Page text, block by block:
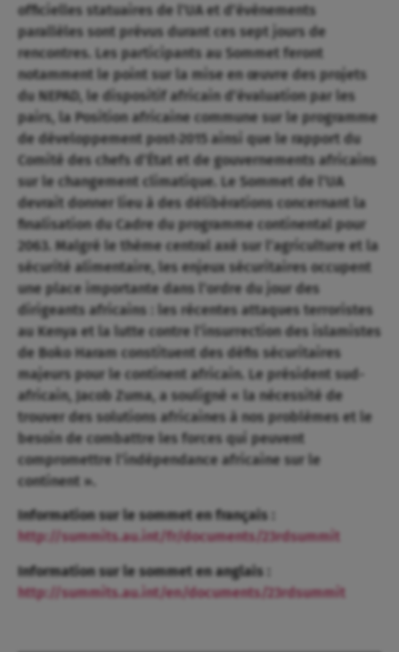
officielles statuaires de l’UA et d’évènements
parallèles sont prévus durant ces sept jours de
rencontres. Les participants au Sommet feront
notamment le point sur la mise en œuvre des projets
du NEPAD, le dispositif africain d’évaluation par les
pairs, la Position africaine commune sur le programme
de développement post-2015 ainsi que le rapport du
Comité des chefs d’État et de gouvernements africains
sur le changement climatique. Le Sommet de l’UA
devrait donner lieu à des délibérations concernant la
finalisation du Cadre du programme continental pour
2063. Malgré le thème central axé sur l’agriculture et la
sécurité alimentaire, les enjeux sécuritaires occupent
une place importante dans l’ordre du jour des
dirigeants africains : les récentes attaques terroristes
au Kenya et la lutte contre l’insurrection des islamistes
de Boko Haram constituent des défis sécuritaires
majeurs pour le continent africain. Le président sud-
africain, Jacob Zuma, a souligné « la nécessité de
trouver des solutions africaines à nos problèmes et le
besoin de combattre les forces qui peuvent
compromettre l’indépendance africaine sur le
continent ».
Information sur le sommet en français :
http://summits.au.int/fr/documents/23rdsummit
Information sur le sommet en anglais :
http://summits.au.int/en/documents/23rdsummit